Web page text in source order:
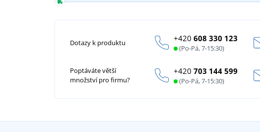
Dotazy k produktu +420608 330 123
(Po-Pá, 7-15:30)
Poptáváte větší
množství pro firmu?
+420703 144 599
(Po-Pá, 7-15:30)